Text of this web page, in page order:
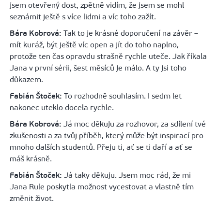
jsem otevřený dost, zpětně vidím, že jsem se mohl
seznámit ještě s více lidmi a víc toho zažít.
Bára Kobrová: Tak to je krásné doporučení na závěr –
mít kuráž, být ještě víc open a jít do toho naplno,
protože ten čas opravdu strašně rychle uteče. Jak říkala
Jana v první sérii, šest měsíců je málo. A ty jsi toho
důkazem.
Fabián Štoček: To rozhodně souhlasím. I sedm let
nakonec uteklo docela rychle.
Bára Kobrová: Já moc děkuju za rozhovor, za sdílení tvé
zkušenosti a za tvůj příběh, který může být inspirací pro
mnoho dalších studentů. Přeju ti, ať se ti daří a ať se
máš krásně.
Fabián Štoček: Já taky děkuju. Jsem moc rád, že mi
Jana Rule poskytla možnost vycestovat a vlastně tím
změnit život.